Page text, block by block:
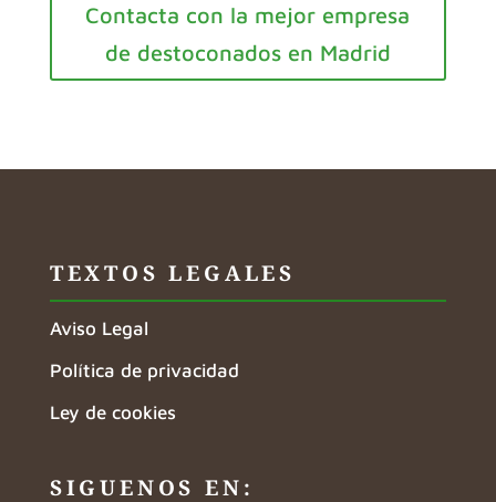
Contacta con la mejor empresa
de destoconados en Madrid
TEXTOS LEGALES
Aviso Legal
Política de privacidad
Ley de cookies
SIGUENOS EN: